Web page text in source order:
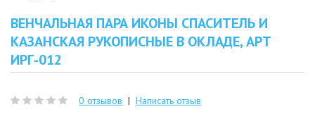
ВЕНЧАЛЬНАЯ ПАРА ИКОНЫ СПАСИТЕЛЬ И
КАЗАНСКАЯ РУКОПИСНЫЕ В ОКЛАДЕ, АРТ
ИРГ-012
0 отзывов | Написать отзыв